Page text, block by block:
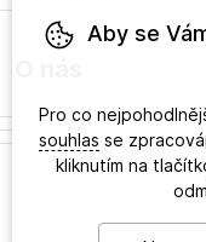
Aby se
Pro co
souhlas se
kliknutím na